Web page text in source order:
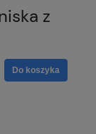
z
Do koszyka